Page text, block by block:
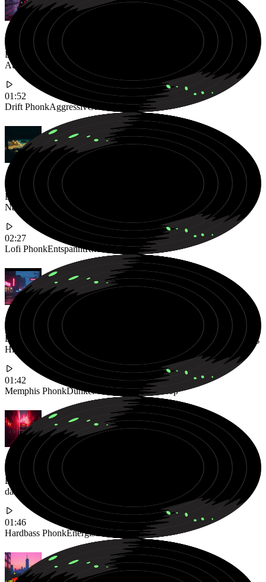
Ein schneller Drift Phonk Track mit starken Cowbells für
Autorennen Videos
01:52
Drift PhonkAggressivCowbell
Ein entspannter Lofi Phonk Beat mit sanften Jazz-Vibes für
Nachtfahrten
02:27
Lofi PhonkEntspanntRhodes
Ein dunkler Memphis Phonk Beat mit verzerrten Vocals für Gaming
Highlights
01:42
Memphis PhonkDunkelVerzerrter Vocal Chop
Eine energiegeladene Hardbass Phonk Hymne mit starken 808s für
das Fitnessstudio
01:46
Hardbass PhonkEnergisch 808 Bass